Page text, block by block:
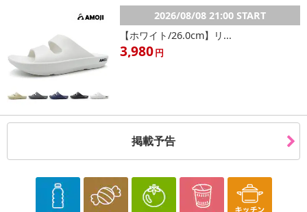
2026/08/08 21:00 START
【ホワイト/26.0cm】リ...
3,980円
掲載予告